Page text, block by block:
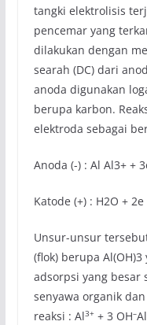
tangki elektrolisis
pencemar yang
dilakukan dengan
searah (DC) dari
anoda digunakan
berupa karbon.
elektroda sebagai
Anoda (-) : Al Al3+ +
Katode (+) : H2O +
Unsur-unsur
(flok) berupa
adsorpsi yang besar
senyawa organik
reaksi : Al3++ 3 OH–